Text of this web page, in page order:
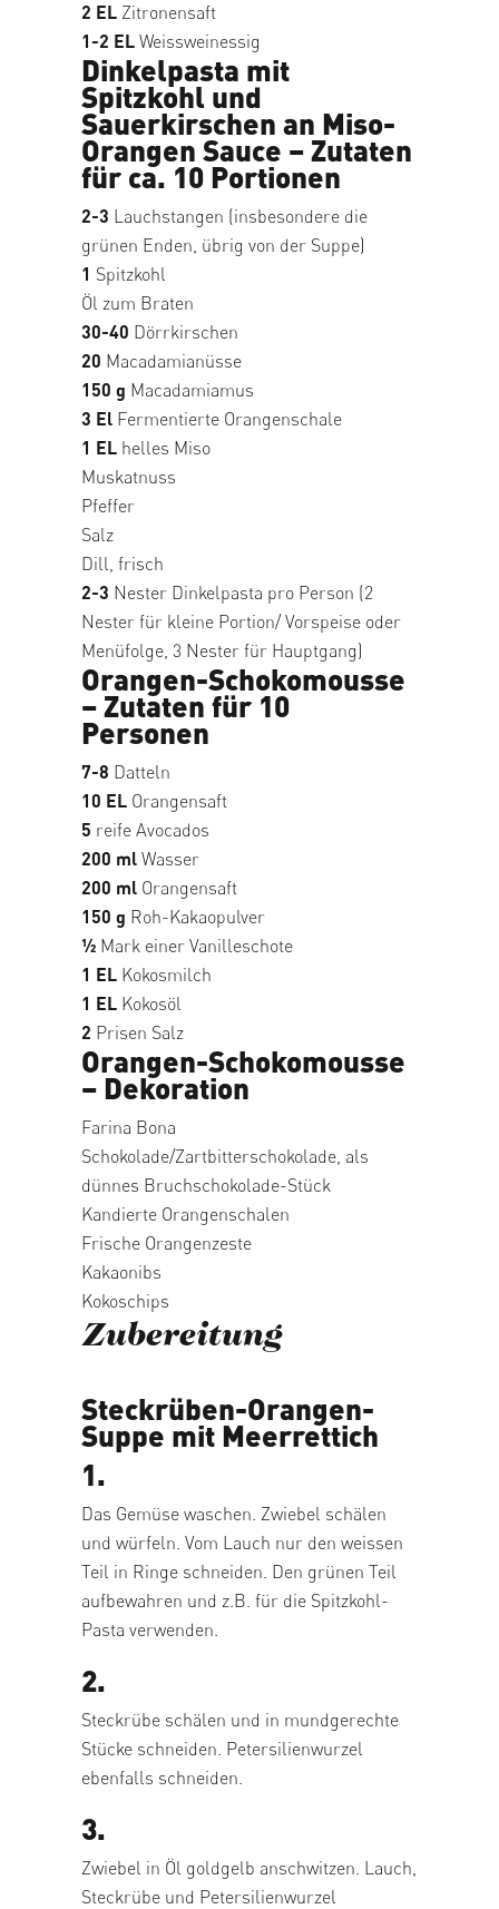
2 EL Zitronensaft
1-2 EL Weissweinessig
Dinkelpasta mit
Spitzkohl und
Sauerkirschen an Miso-
Orangen Sauce – Zutaten
für ca. 10 Portionen
2-3 Lauchstangen (insbesondere die
grünen Enden, übrig von der Suppe)
1 Spitzkohl
Öl zum Braten
30-40 Dörrkirschen
20 Macadamianüsse
150 g Macadamiamus
3 El Fermentierte Orangenschale
1 EL helles Miso
Muskatnuss
Pfeffer
Salz
Dill, frisch
2-3 Nester Dinkelpasta pro Person (2
Nester für kleine Portion/ Vorspeise oder
Menüfolge, 3 Nester für Hauptgang)
Orangen-Schokomousse
– Zutaten für 10
Personen
7-8 Datteln
10 EL Orangensaft
5 reife Avocados
200 ml Wasser
200 ml Orangensaft
150 g Roh-Kakaopulver
1⁄2 Mark einer Vanilleschote
1 EL Kokosmilch
1 EL Kokosöl
2 Prisen Salz
Orangen-Schokomousse
– Dekoration
Farina Bona
Schokolade/Zartbitterschokolade, als
dünnes Bruchschokolade-Stück
Kandierte Orangenschalen
Frische Orangenzeste
Kakaonibs
Kokoschips
Zubereitung
Steckrüben-Orangen-
Suppe mit Meerrettich
1.
Das Gemüse waschen. Zwiebel schälen
und würfeln. Vom Lauch nur den weissen
Teil in Ringe schneiden. Den grünen Teil
aufbewahren und z.B. für die Spitzkohl-
Pasta verwenden.
2.
Steckrübe schälen und in mundgerechte
Stücke schneiden. Petersilienwurzel
ebenfalls schneiden.
3.
Zwiebel in Öl goldgelb anschwitzen. Lauch,
Steckrübe und Petersilienwurzel